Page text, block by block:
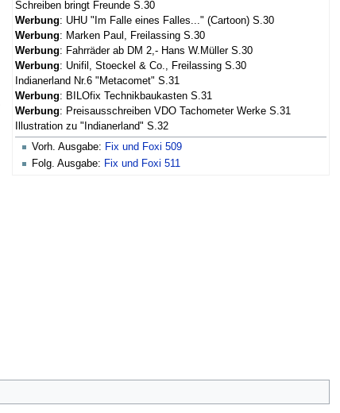
Schreiben bringt Freunde S.30
Werbung: UHU "Im Falle eines Falles..." (Cartoon) S.30
Werbung: Marken Paul, Freilassing S.30
Werbung: Fahrräder ab DM 2,- Hans W.Müller S.30
Werbung: Unifil, Stoeckel & Co., Freilassing S.30
Indianerland Nr.6 "Metacomet" S.31
Werbung: BILOfix Technikbaukasten S.31
Werbung: Preisausschreiben VDO Tachometer Werke S.31
Illustration zu "Indianerland" S.32
Vorh. Ausgabe: Fix und Foxi 509
Folg. Ausgabe: Fix und Foxi 511